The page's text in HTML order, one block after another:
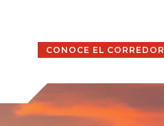
CONOCE EL CORREDOR